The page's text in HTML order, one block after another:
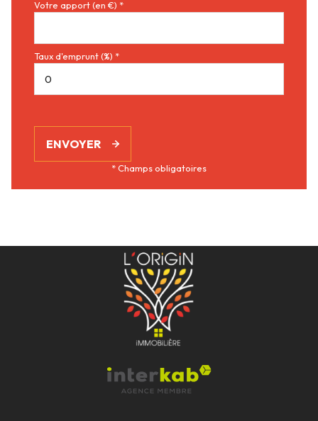
Votre apport (en €) *
Taux d'emprunt (%) *
ENVOYER
* Champs obligatoires